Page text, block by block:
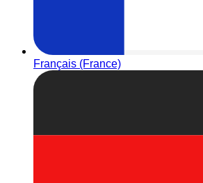
Français (France)